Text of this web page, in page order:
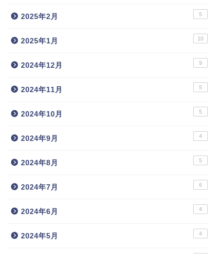
2025年2月 5
2025年1月 10
2024年12月 9
2024年11月 5
2024年10月 5
2024年9月 4
2024年8月 5
2024年7月 6
2024年6月 4
2024年5月 4